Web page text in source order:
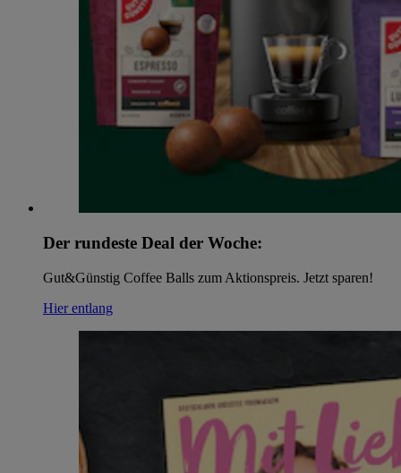
Der rundeste Deal der Woche:
Gut&Günstig Coffee Balls zum Aktionspreis. Jetzt sparen!
Hier entlang